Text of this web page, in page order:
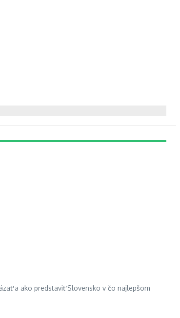
a ako predstaviť Slovensko v čo najlepšom